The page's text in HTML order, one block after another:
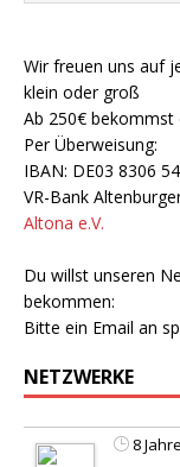
Wir freuen uns auf
klein oder groß
Ab 250€ bekommst
Per Überweisung:
IBAN: DE03 8306
VR-Bank
Altona e.V.
Du willst unseren
bekommen:
Bitte ein Email an
NETZWERKE
8